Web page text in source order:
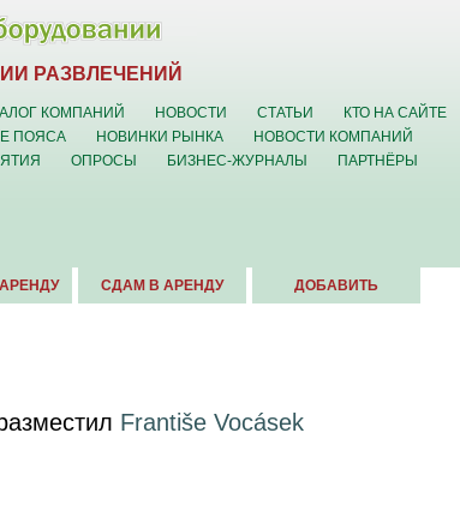
РАЗВЛЕЧЕНИЙ
КОМПАНИЙ НОВОСТИ СТАТЬИ
КТО НА САЙТЕ
ПОЯСА НОВИНКИ РЫНКА
НОВОСТИ КОМПАНИЙ
ОПРОСЫ БИЗНЕС-ЖУРНАЛЫ
ПАРТНЁРЫ
СДАМ В АРЕНДУ ДОБАВИТЬ
Františe Vocásek